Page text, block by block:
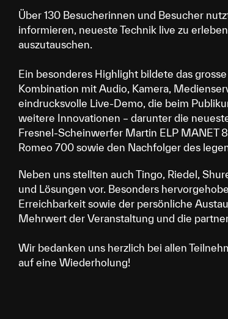
Über 130 Besucherinnen und Besucher
informieren, neueste Technik live zu
auszutauschen.
Ein besonderes Highlight bildete das
Kombination mit Audio, Kamera,
eindrucksvolle Live-Demo, die beim
weitere Innovationen – darunter die
Fresnel-Scheinwerfer Martin ELP MANET
Romeo 700 sowie den Nachfolger des
Neben uns stellten auch Tingo, Riedel,
und Lösungen vor. Besonders
Erreichbarkeit sowie der persönliche
Mehrwert der Veranstaltung und die
Wir bedanken uns herzlich bei allen
auf eine Wiederholung!